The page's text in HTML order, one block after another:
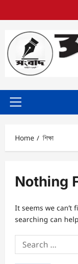
Home শিক্ষা
Nothing
It seems we can’t
searching can